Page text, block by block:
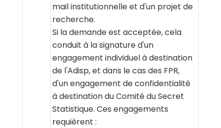
mail institutionnelle et d'un projet de
recherche.
Si la demande est acceptée, cela
conduit à la signature d'un
engagement individuel à destination
de l'Adisp, et dans le cas des FPR,
d'un engagement de confidentialité
à destination du Comité du Secret
Statistique. Ces engagements
requièrent :